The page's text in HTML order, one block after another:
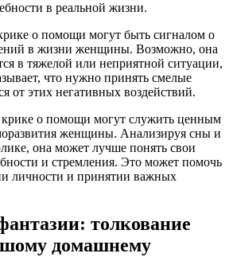
в реальной жизни.
о помощи могут быть сигналом о
в жизни женщины. Возможно, она
в тяжелой или неприятной ситуации,
что нужно принять смелые
от этих негативных воздействий.
о помощи могут служить ценным
женщины. Анализируя сны и
она может лучше понять свои
и стремления. Это может помочь
личности и принятии важных
толкование
домашнему